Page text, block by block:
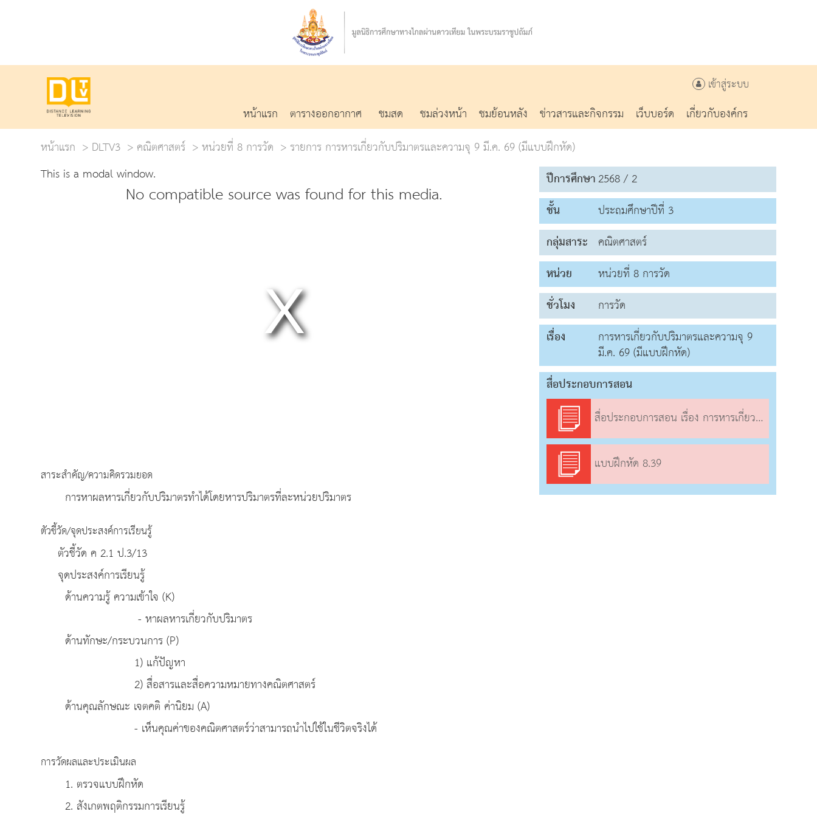
เข้าสู่ระบบ
หน้าแรก ตารางออกอากาศ ชมสด ชมล่วงหน้า ชมย้อนหลัง ข่าวสารและกิจกรรม เว็บบอร์ด
เกี่ยวกับองค์กร
หน้าแรก
DLTV3 คณิตศาสตร์ หน่วยที่ 8 การวัด
รายการ การหารเกี่ยวกับปริมาตรและความจุ 9 มี.ค. 69 (มีแบบฝึกหัด)
This is a modal window.
No compatible source was found for this media.
สาระสำคัญ/ความคิดรวมยอด
การหาผลหารเกี่ยวกับปริมาตรทำได้โดยหารปริมาตรที่ละหน่วยปริมาตร
ตัวชี้วัด/จุดประสงค์การเรียนรู้
ตัวชี้วัด ค 2.1 ป.3/13
จุดประสงค์การเรียนรู้
ด้านความรู้ ความเข้าใจ (K)
- หาผลหารเกี่ยวกับปริมาตร
ด้านทักษะ/กระบวนการ (P)
1) แก้ปัญหา
2) สื่อสารและสื่อความหมายทางคณิตศาสตร์
ด้านคุณลักษณะ เจตคติ ค่านิยม (A)
- เห็นคุณค่าของคณิตศาสตร์ว่าสามารถนำไปใช้ในชีวิตจริงได้
การวัดผลและประเมินผล
1. ตรวจแบบฝึกหัด
2. สังเกตพฤติกรรมการเรียนรู้
ปีการศึกษา2568 / 2
ชั้น
ประถมศึกษาปีที่ 3
กลุ่มสาระ คณิตศาสตร์
หน่วย
หน่วยที่ 8 การวัด
ชั่วโมง
การวัด
เรื่อง
การหารเกี่ยวกับปริมาตรและความจุ 9
มี.ค. 69 (มีแบบฝึกหัด)
สื่อประกอบการสอน
สื่อประกอบการสอน เรื่อง การหารเกี่ยวกับปริมาตรและความจุ
แบบฝึกหัด 8.39